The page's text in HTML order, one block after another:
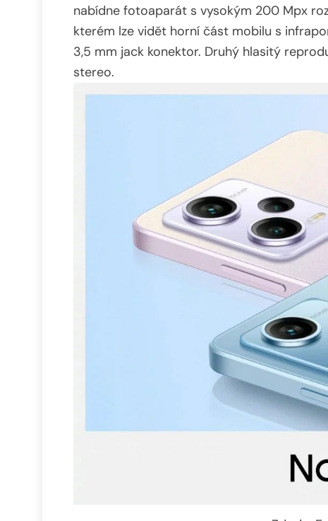
nabídne fotoaparát s vysokým 200 Mpx
kterém lze vidět horní část mobilu s
3,5 mm jack konektor. Druhý hlasitý
stereo.